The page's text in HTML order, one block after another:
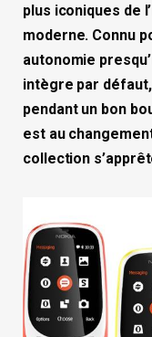
plus iconiques de
moderne. Connu
autonomie
intègre par
pendant un bon
est au
collection